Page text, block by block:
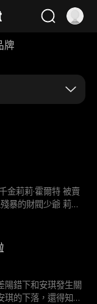
牌
金莉莉·霍爾特 被賣
暴的財閥少爺 莉莉
正躲避的男人 竟是
賭上性命與生計 也
陽錯下和安琪發生關
琪的下落，還得知自